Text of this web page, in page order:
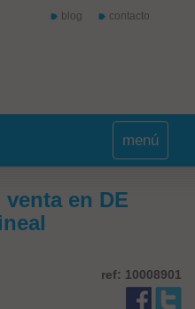
blog contacto
menú
en DE
ref: 10008901